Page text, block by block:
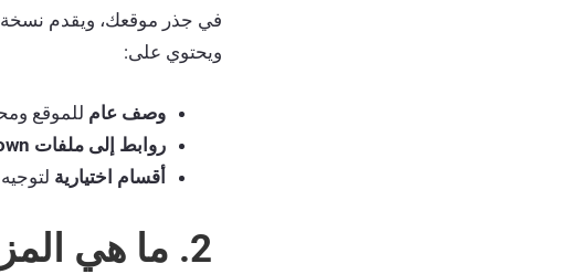
في جذر موقعك، ويقدم نسخة
ويحتوي على:
وصف عام للموقع
روابط إلى ملفات Markdown
أقسام اختيارية